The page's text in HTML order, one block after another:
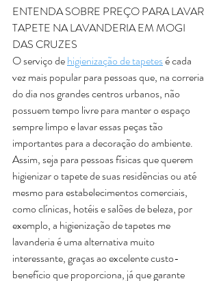
ENTENDA SOBRE PREÇO PARA LAVAR
TAPETE NA LAVANDERIA EM MOGI
DAS CRUZES
O serviço de higienização de tapetes é cada
vez mais popular para pessoas que, na correria
do dia nos grandes centros urbanos, não
possuem tempo livre para manter o espaço
sempre limpo e lavar essas peças tão
importantes para a decoração do ambiente.
Assim, seja para pessoas físicas que querem
higienizar o tapete de suas residências ou até
mesmo para estabelecimentos comerciais,
como clínicas, hotéis e salões de beleza, por
exemplo, a higienização de tapetes me
lavanderia é uma alternativa muito
interessante, graças ao excelente custo-
benefício que proporciona, já que garante